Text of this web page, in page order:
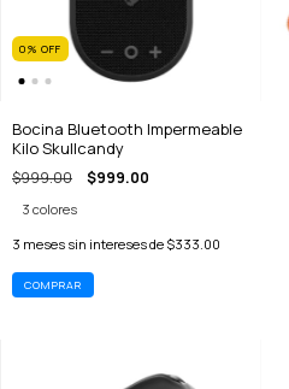
0% OFF
Bocina Bluetooth Impermeable
Kilo Skullcandy
$999.00 $999.00
3 colores
3 meses sin intereses de $333.00
COMPRAR